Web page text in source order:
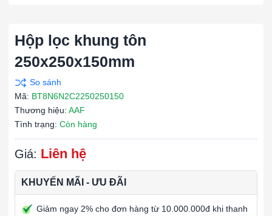
Hộp lọc khung tôn
250x250x150mm
Mã: BT8N6N2C2250250150
Thương hiệu: AAF
Tình trạng: Còn hàng
Giá: Liên hệ
KHUYẾN MÃI - ƯU ĐÃI
Giảm ngay 2% cho đơn hàng từ 10.000.000đ khi thanh